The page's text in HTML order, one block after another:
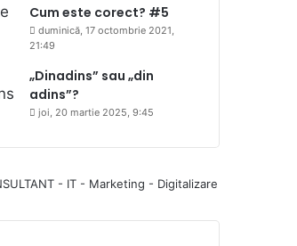
Cum este corect? #5
duminică, 17 octombrie 2021,
21:49
„Dinadins” sau „din
adins”?
joi, 20 martie 2025, 9:45